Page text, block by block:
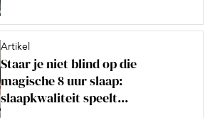
Artikel
Staar je niet blind op die
magische 8 uur slaap:
slaapkwaliteit speelt...